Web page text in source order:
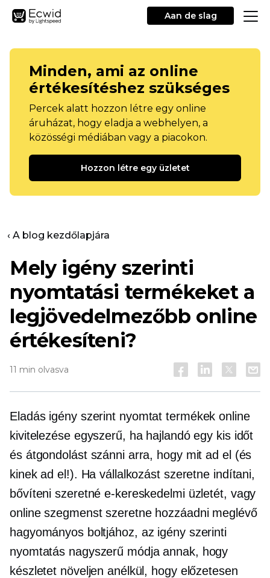
Aan de slag
Minden, ami az online
értékesítéshez szükséges
Percek alatt hozzon létre egy online
áruházat, hogy eladja a webhelyen, a
közösségi médiában vagy a piacokon.
Hozzon létre egy üzletet
‹ A blog kezdőlapjára
Mely igény szerinti
nyomtatási termékeket a
legjövedelmezőbb online
értékesíteni?
11 min olvasva
Eladás igény szerint nyomtat termékek online
kivitelezése egyszerű, ha hajlandó egy kis időt
és átgondolást szánni arra, hogy mit ad el (és
kinek ad el!). Ha vállalkozást szeretne indítani,
bővíteni szeretné e-kereskedelmi üzletét, vagy
online szegmenst szeretne hozzáadni meglévő
hagyományos boltjához, az igény szerinti
nyomtatás nagyszerű módja annak, hogy
készletet növeljen anélkül, hogy előzetesen